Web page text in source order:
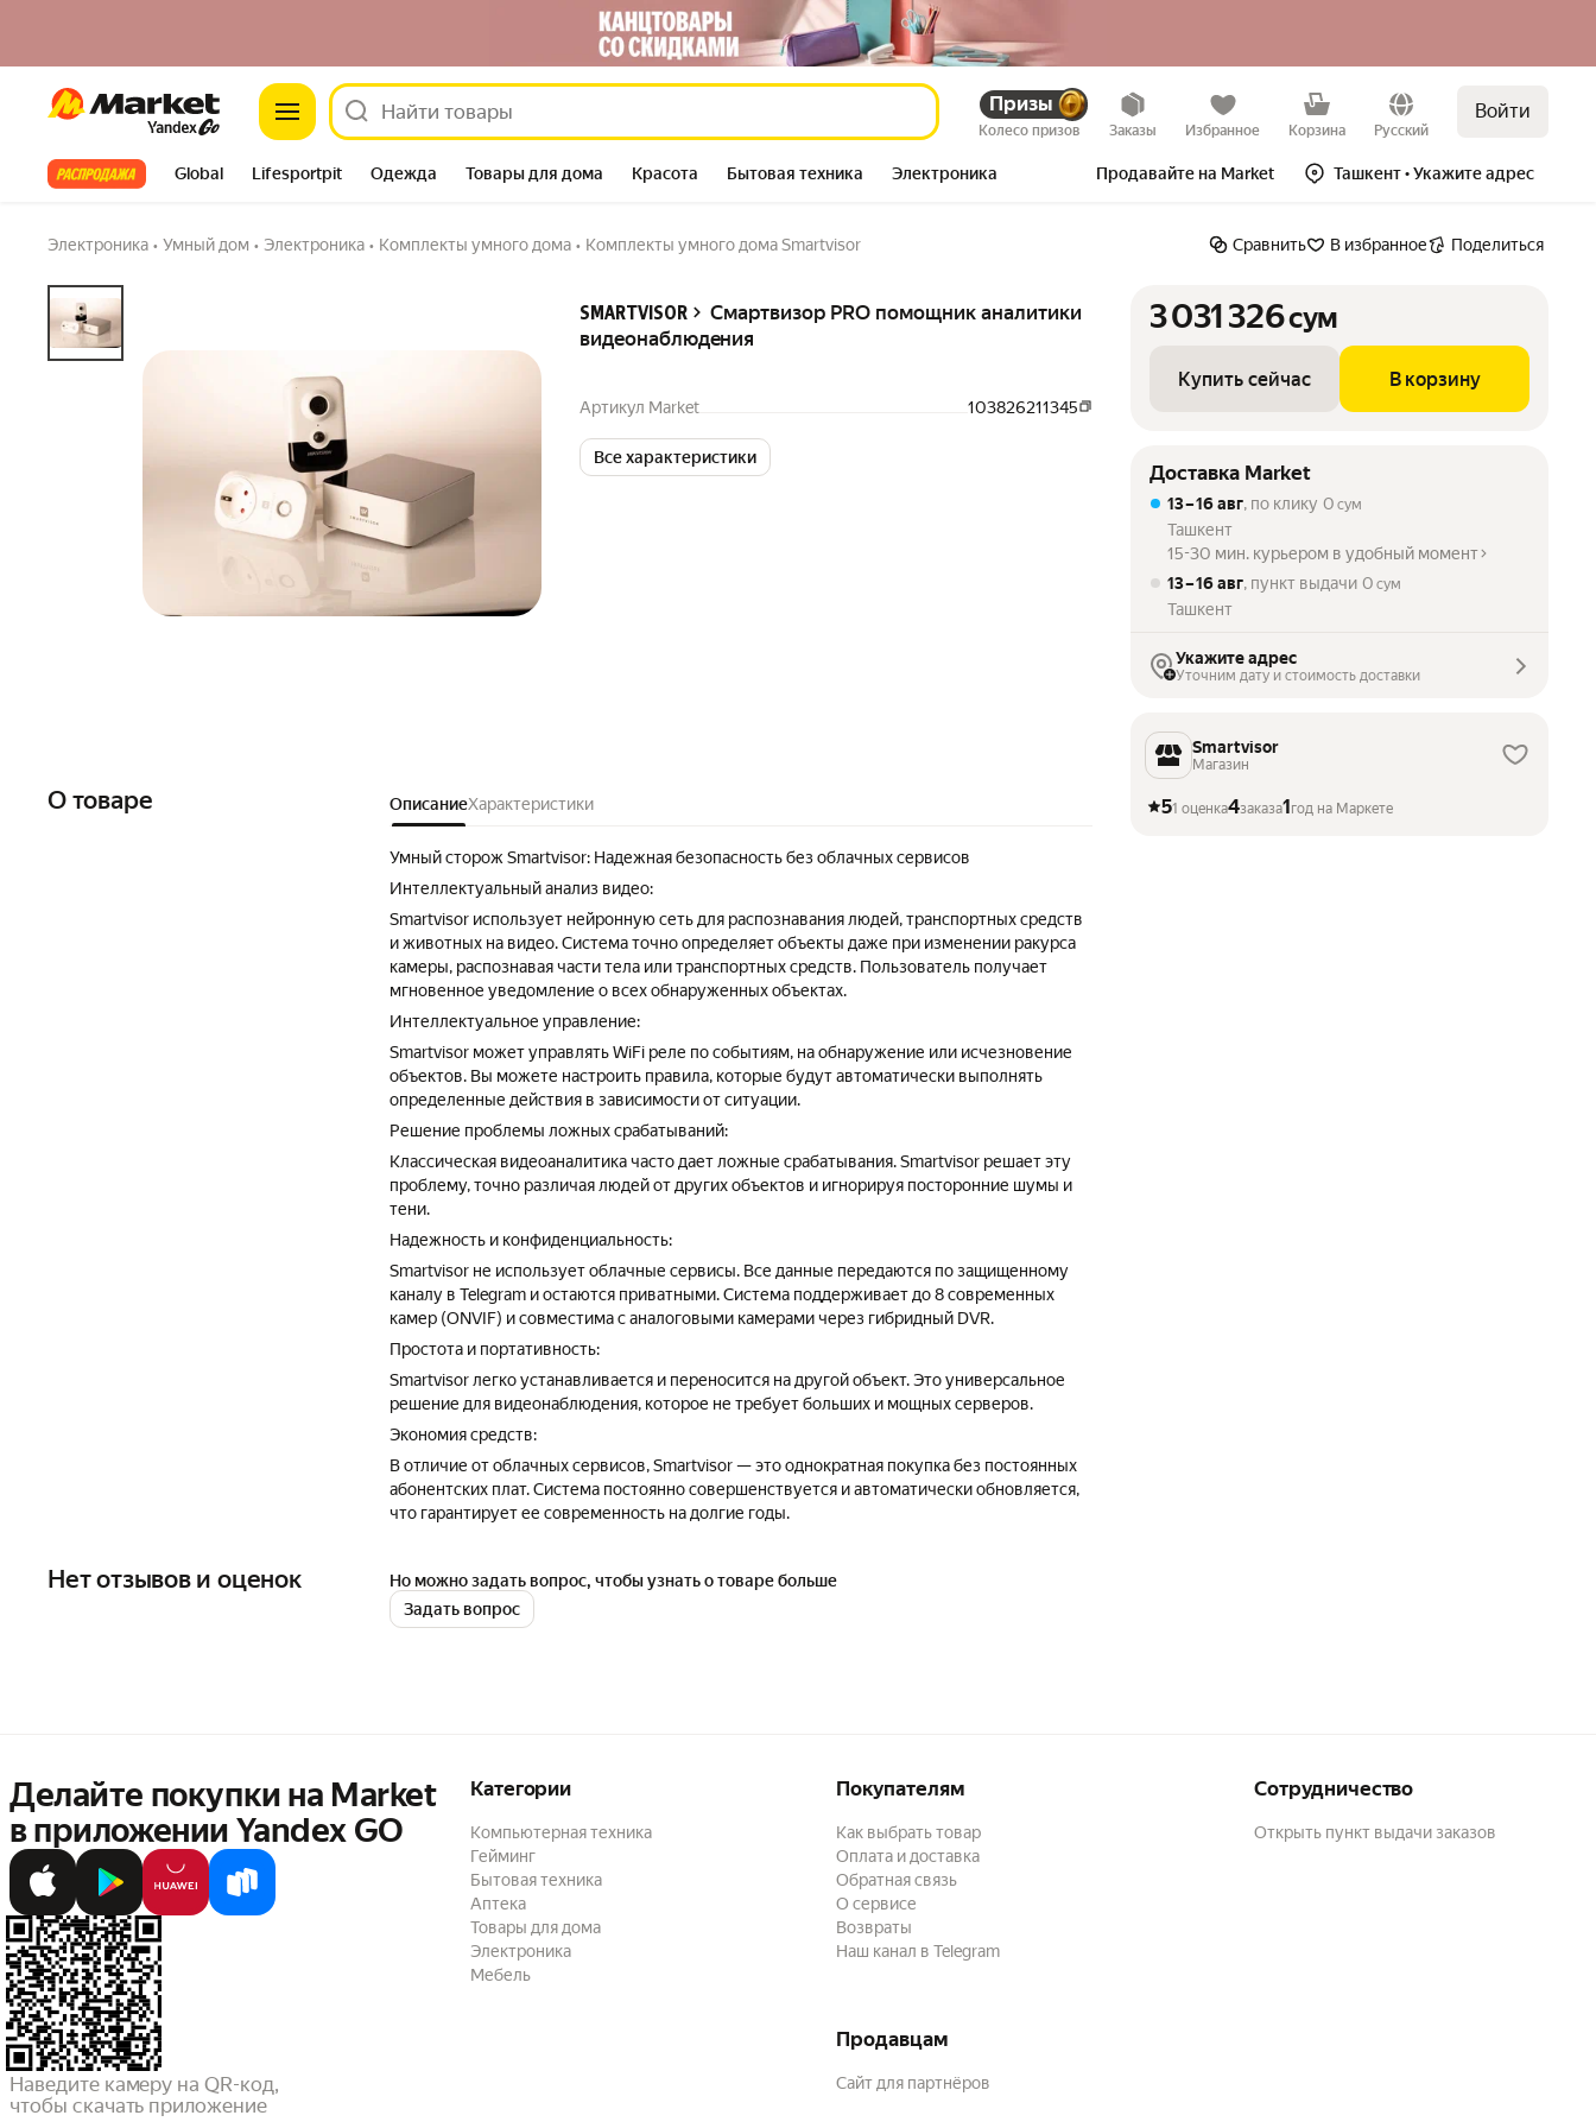
Market Призы
Колесо призов Заказы Избранное Корзина Русский
Войти
Все хиты Global Lifesportpit Одежда Товары для дома Красота Бытовая техника Электроника Продавайте на Market Ташкент• Укажите адрес
Электроника • Умный дом • Электроника • Комплекты умного дома • Комплекты умного дома Smartvisor Сравнить В избранное Поделиться
SMARTVISOR
Смартвизор PRO помощник аналитики
видеонаблюдения
Артикул Market 103826211345
Все характеристики
3 031 326сум
Купить сейчас В корзину
Смартвизор PRO помощник аналитики видеонаблюдения
Задать вопрос 3 031 326сум Купить сейчас В корзину
Доставка Market
13 – 16 авг, по клику 0 сум
Ташкент
15-30 мин. курьером в удобный момент
13 – 16 авг, пункт выдачи 0 сум
Ташкент
Укажите адрес
Уточним дату и стоимость доставки
Smartvisor
Магазин
51 оценка4заказа1год на Маркете
О товаре ОписаниеХарактеристики
Умный сторож Smartvisor: Надежная безопасность без облачных сервисов
Интеллектуальный анализ видео:
Smartvisor использует нейронную сеть для распознавания людей, транспортных средств
и животных на видео. Система точно определяет объекты даже при изменении ракурса
камеры, распознавая части тела или транспортных средств. Пользователь получает
мгновенное уведомление о всех обнаруженных объектах.
Интеллектуальное управление:
Smartvisor может управлять WiFi реле по событиям, на обнаружение или исчезновение
объектов. Вы можете настроить правила, которые будут автоматически выполнять
определенные действия в зависимости от ситуации.
Решение проблемы ложных срабатываний:
Классическая видеоаналитика часто дает ложные срабатывания. Smartvisor решает эту
проблему, точно различая людей от других объектов и игнорируя посторонние шумы и
тени.
Надежность и конфиденциальность:
Smartvisor не использует облачные сервисы. Все данные передаются по защищенному
каналу в Telegram и остаются приватными. Система поддерживает до 8 современных
камер (ONVIF) и совместима с аналоговыми камерами через гибридный DVR.
Простота и портативность:
Smartvisor легко устанавливается и переносится на другой объект. Это универсальное
решение для видеонаблюдения, которое не требует больших и мощных серверов.
Экономия средств:
В отличие от облачных сервисов, Smartvisor — это однократная покупка без постоянных
абонентских плат. Система постоянно совершенствуется и автоматически обновляется,
что гарантирует ее современность на долгие годы.
Нет отзывов и оценок
Но можно задать вопрос, чтобы узнать о товаре больше
Задать вопрос
Делайте покупки на Market
в приложении Yandex GO
Наведите камеру на QR-код,
чтобы скачать приложение
Категории
Компьютерная техника
Гейминг
Бытовая техника
Аптека
Товары для дома
Электроника
Мебель
Покупателям
Как выбрать товар
Оплата и доставка
Обратная связь
О сервисе
Возвраты
Наш канал в Telegram
Сотрудничество
Открыть пункт выдачи заказов
Продавцам
Сайт для партнёров